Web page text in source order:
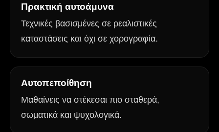
Πρακτική αυτοάμυνα
Τεχνικές βασισμένες σε ρεαλιστικές
καταστάσεις και όχι σε χορογραφία.
Αυτοπεποίθηση
Μαθαίνεις να στέκεσαι πιο σταθερά,
σωματικά και ψυχολογικά.